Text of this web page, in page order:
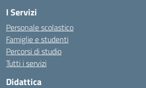
I Servizi
Personale scolastico
Famiglie e studenti
Percorsi di studio
Tutti i servizi
Didattica